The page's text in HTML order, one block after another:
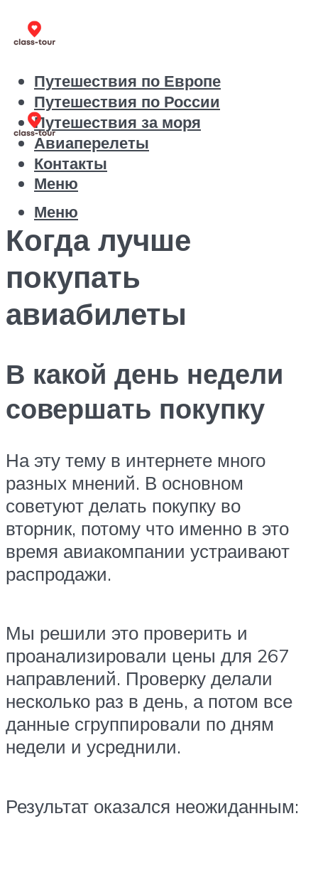
Путешествия по Европе
Путешествия по России
Путешествия за моря
Авиаперелеты
Контакты
Меню
Меню
Когда лучше
покупать
авиабилеты
В какой день недели
совершать покупку
На эту тему в интернете много
разных мнений. В основном
советуют делать покупку во
вторник, потому что именно в это
время авиакомпании устраивают
распродажи.
Мы решили это проверить и
проанализировали цены для 267
направлений. Проверку делали
несколько раз в день, а потом все
данные сгруппировали по дням
недели и усреднили.
Результат оказался неожиданным: